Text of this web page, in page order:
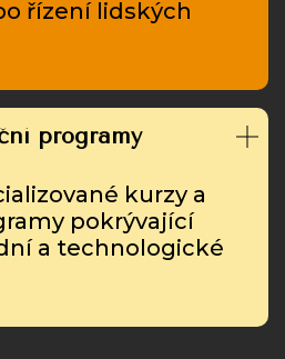
řízení lidských
programy
kurzy a
pokrývající
a technologické